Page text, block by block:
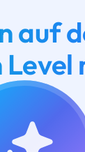
auf